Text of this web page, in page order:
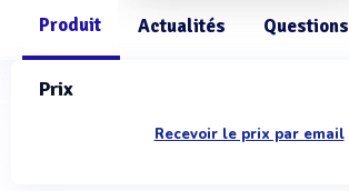
Produit Actualités Questions
Prix
Recevoir le prix par email